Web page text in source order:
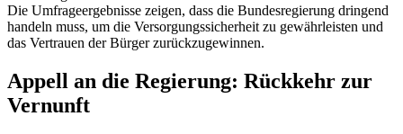
Die Umfrageergebnisse zeigen, dass die Bundesregierung dringend
handeln muss, um die Versorgungssicherheit zu gewährleisten und
das Vertrauen der Bürger zurückzugewinnen.
Appell an die Regierung: Rückkehr zur
Vernunft